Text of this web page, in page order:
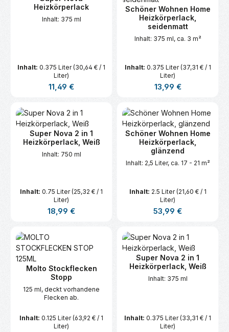
Heizkörperlack
Inhalt: 375 ml
Inhalt: 0.375 Liter(30,64 € / 1
Liter)
Regulärer Preis:
11,49 €
Schöner Wohnen Home
Heizkörperlack,
seidenmatt
Inhalt: 375 ml, ca. 3 m²
Inhalt: 0.375 Liter(37,31 € / 1
Liter)
Regulärer Preis:
13,99 €
Super Nova 2 in 1
Heizkörperlack, Weiß
Inhalt: 750 ml
Inhalt: 0.75 Liter(25,32 € / 1
Liter)
Regulärer Preis:
18,99 €
Schöner Wohnen Home
Heizkörperlack,
glänzend
Inhalt: 2,5 Liter, ca. 17 - 21 m²
Inhalt: 2.5 Liter(21,60 € / 1
Liter)
Regulärer Preis:
53,99 €
Molto Stockflecken
Stopp
125 ml, deckt vorhandene
Flecken ab.
Inhalt: 0.125 Liter(63,92 € / 1
Liter)
Super Nova 2 in 1
Heizkörperlack, Weiß
Inhalt: 375 ml
Inhalt: 0.375 Liter(33,31 € / 1
Liter)